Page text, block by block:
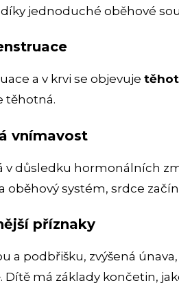
jednoduché oběhové
a v krvi se objevuje
těhotná.
vnímavost
v důsledku hormonálních
oběhový systém, srdce
příznaky
a podbřišku, zvýšená
Dítě má základy končetin,